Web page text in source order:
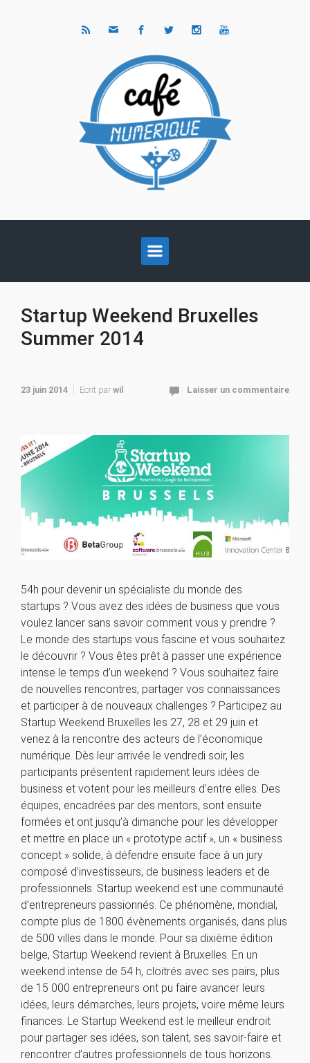
Startup Weekend Bruxelles
Summer 2014
23 juin 2014 Ecrit par wil Laisser un commentaire
54h pour devenir un spécialiste du monde des
startups ? Vous avez des idées de business que vous
voulez lancer sans savoir comment vous y prendre ?
Le monde des startups vous fascine et vous souhaitez
le découvrir ? Vous êtes prêt à passer une expérience
intense le temps d’un weekend ? Vous souhaitez faire
de nouvelles rencontres, partager vos connaissances
et participer à de nouveaux challenges ? Participez au
Startup Weekend Bruxelles les 27, 28 et 29 juin et
venez à la rencontre des acteurs de l’économique
numérique. Dès leur arrivée le vendredi soir, les
participants présentent rapidement leurs idées de
business et votent pour les meilleurs d’entre elles. Des
équipes, encadrées par des mentors, sont ensuite
formées et ont jusqu’à dimanche pour les développer
et mettre en place un « prototype actif », un « business
concept » solide, à défendre ensuite face à un jury
composé d’investisseurs, de business leaders et de
professionnels. Startup weekend est une communauté
d’entrepreneurs passionnés. Ce phénomène, mondial,
compte plus de 1800 évènements organisés, dans plus
de 500 villes dans le monde. Pour sa dixième édition
belge, Startup Weekend revient à Bruxelles. En un
weekend intense de 54 h, cloitrés avec ses pairs, plus
de 15 000 entrepreneurs ont pu faire avancer leurs
idées, leurs démarches, leurs projets, voire même leurs
finances. Le Startup Weekend est le meilleur endroit
pour partager ses idées, son talent, ses savoir-faire et
rencontrer d’autres professionnels de tous horizons.